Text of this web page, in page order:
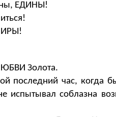
ЕДИНЫ!
Золота.
последний час, когда
испытывал соблазна